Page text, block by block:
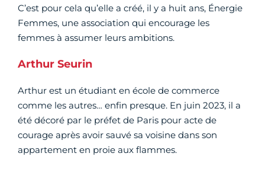
C’est pour cela qu’elle a créé, il y a huit ans, Énergie
Femmes, une association qui encourage les
femmes à assumer leurs ambitions.
Arthur Seurin
Arthur est un étudiant en école de commerce
comme les autres… enfin presque. En juin 2023, il a
été décoré par le préfet de Paris pour acte de
courage après avoir sauvé sa voisine dans son
appartement en proie aux flammes.